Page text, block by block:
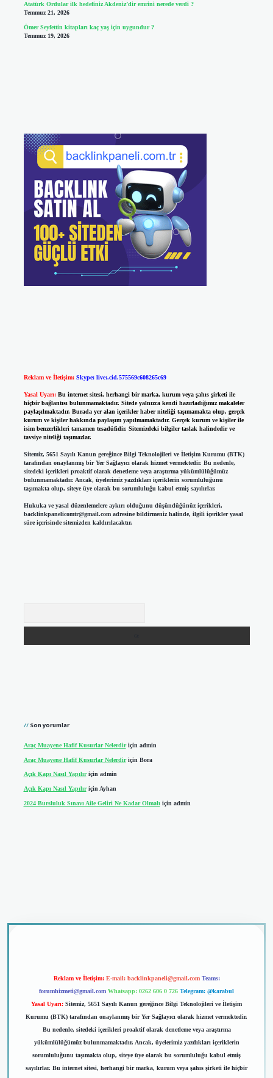
Atatürk Ordular ilk hedefiniz Akdeniz’dir emrini nerede verdi ?
Temmuz 21, 2026
Ömer Seyfettin kitapları kaç yaş için uygundur ?
Temmuz 19, 2026
Reklam ve İletişim: Skype: live:.cid.575569c608265c69
Yasal Uyarı: Bu internet sitesi, herhangi bir marka, kurum veya şahıs şirketi ile
hiçbir bağlantısı bulunmamaktadır. Sitede yalnızca kendi hazırladığımız makaleler
paylaşılmaktadır. Burada yer alan içerikler haber niteliği taşımamakta olup, gerçek
kurum ve kişiler hakkında paylaşım yapılmamaktadır. Gerçek kurum ve kişiler ile
isim benzerlikleri tamamen tesadüfidir. Sitemizdeki bilgiler taslak halindedir ve
tavsiye niteliği taşımazlar.
Sitemiz, 5651 Sayılı Kanun gereğince Bilgi Teknolojileri ve İletişim Kurumu (BTK)
tarafından onaylanmış bir Yer Sağlayıcı olarak hizmet vermektedir. Bu nedenle,
sitedeki içerikleri proaktif olarak denetleme veya araştırma yükümlülüğümüz
bulunmamaktadır. Ancak, üyelerimiz yazdıkları içeriklerin sorumluluğunu
taşımakta olup, siteye üye olarak bu sorumluluğu kabul etmiş sayılırlar.
Hukuka ve yasal düzenlemelere aykırı olduğunu düşündüğünüz içerikleri,
backlinkpanelicomtr@gmail.comadresine bildirmeniz halinde, ilgili içerikler yasal
süre içerisinde sitemizden kaldırılacaktır.
Son yorumlar
Araç Muayene Hafif Kusurlar Nelerdiriçin admin
Araç Muayene Hafif Kusurlar Nelerdiriçin Bora
Açık Kapı Nasıl Yapılıriçin admin
Açık Kapı Nasıl Yapılıriçin Ayhan
2024 Bursluluk Sınavı Aile Geliri Ne Kadar Olmalıiçin admin
Reklam ve İletişim: E-mail: backlinkpaneli@gmail.com Teams:
forumhizmeti@gmail.com Whatsapp: 0262 606 0 726 Telegram: @karabul
Yasal Uyarı: Sitemiz, 5651 Sayılı Kanun gereğince Bilgi Teknolojileri ve İletişim
Kurumu (BTK) tarafından onaylanmış bir Yer Sağlayıcı olarak hizmet vermektedir.
Bu nedenle, sitedeki içerikleri proaktif olarak denetleme veya araştırma
yükümlülüğümüz bulunmamaktadır. Ancak, üyelerimiz yazdıkları içeriklerin
sorumluluğunu taşımakta olup, siteye üye olarak bu sorumluluğu kabul etmiş
sayılırlar. Bu internet sitesi, herhangi bir marka, kurum veya şahıs şirketi ile hiçbir